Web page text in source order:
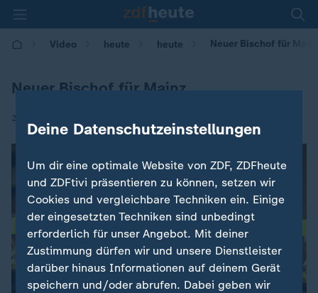
Video heute heute Neuer Bischof für
Neuer Bischof für Mainz
27.08.2017 | 06:00
Deine Datenschutzeinstellungen
Um dir eine optimale Website von ZDF, ZDFheute
und ZDFtivi präsentieren zu können, setzen wir
Cookies und vergleichbare Techniken ein. Einige
der eingesetzten Techniken sind unbedingt
erforderlich für unser Angebot. Mit deiner
Zustimmung dürfen wir und unsere Dienstleister
darüber hinaus Informationen auf deinem Gerät
speichern und/oder abrufen. Dabei geben wir